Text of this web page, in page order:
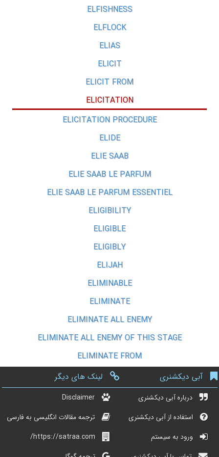
ELFISHNESS
ELFLOCK
ELIAS
ELICIT
ELICIT FROM
ELICITATION
ELICITATION PROCEDURE
ELIDE
ELIE SAAB
ELIE SAAB LE PARFUM
ELIE SAAB LE PARFUM ESSENTIEL
ELIGIBILITY
ELIGIBLE
ELIGIBLY
ELIJAH
ELIMINABLE
ELIMINATE
ELIMINATE ALL ENEMY
ELIMINATE ALL ENEMY OF THIS STAGE
ELIMINATE FROM
آبی دیکشنری
درباره آبی دیکشنری
استفاده از آبی دیکشنری
ورود به سیستم
لینک های دیگر
Disclaimer
ترجمه مقالات انگلیسی به فارسی
https://satraa.com/